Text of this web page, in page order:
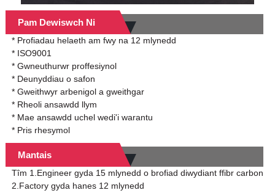
Pam Dewiswch Ni
* Profiadau helaeth am fwy na 12 mlynedd
* ISO9001
* Gwneuthurwr proffesiynol
* Deunyddiau o safon
* Gweithwyr arbenigol a gweithgar
* Rheoli ansawdd llym
* Mae ansawdd uchel wedi'i warantu
* Pris rhesymol
Mantais
Tîm 1.Engineer gyda 15 mlynedd o brofiad diwydiant ffibr carbon
2.Factory gyda hanes 12 mlynedd